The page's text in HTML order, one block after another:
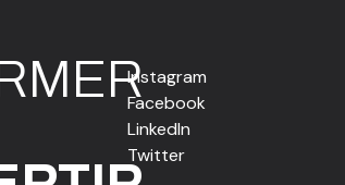
MERInstagram
Facebook
LinkedIn
Twitter